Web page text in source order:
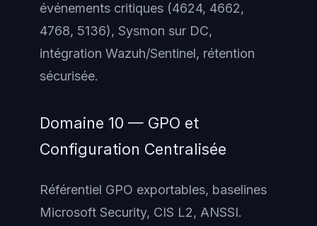
événements critiques (4624, 4662,
4768, 5136), Sysmon sur DC,
intégration Wazuh/Sentinel, rétention
sécurisée.
Domaine 10 — GPO et
Configuration Centralisée
Référentiel GPO exportables, baselines
Microsoft Security, CIS L2, ANSSI.